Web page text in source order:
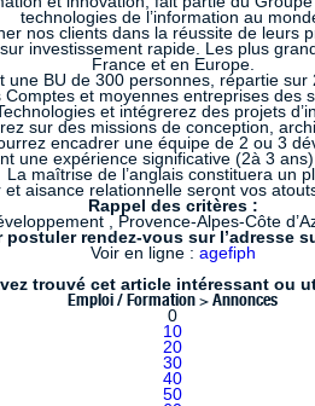
technologies de l’information au
nos clients dans la réussite de leurs
investissement rapide. Les plus
France et en Europe.
une BU de 300 personnes, répartie sur
et moyennes entreprises des
et intégrerez des projets
sur des missions de conception,
encadrer une équipe de 2 ou 3
une expérience significative (2à 3
La maîtrise de l’anglais constituera un
aisance relationnelle seront vos
Rappel des critères :
, Provence-Alpes-Côte
postuler rendez-vous sur l’adresse
Voir en ligne : agefiph
trouvé cet article intéressant ou
Emploi / Formation > Annonces
0
10
20
30
40
50